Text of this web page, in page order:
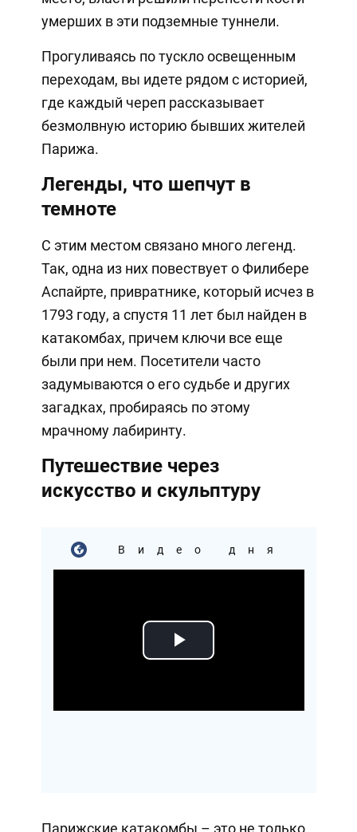
умерших в эти подземные туннели.
Прогуливаясь по тускло освещенным
переходам, вы идете рядом с историей,
где каждый череп рассказывает
безмолвную историю бывших жителей
Парижа.
Легенды, что шепчут в
темноте
С этим местом связано много легенд.
Так, одна из них повествует о Филибере
Аспайрте, привратнике, который исчез в
1793 году, а спустя 11 лет был найден в
катакомбах, причем ключи все еще
были при нем. Посетители часто
задумываются о его судьбе и других
загадках, пробираясь по этому
мрачному лабиринту.
Путешествие через
искусство и скульптуру
Видео дня
Play
Парижские катакомбы – это не только